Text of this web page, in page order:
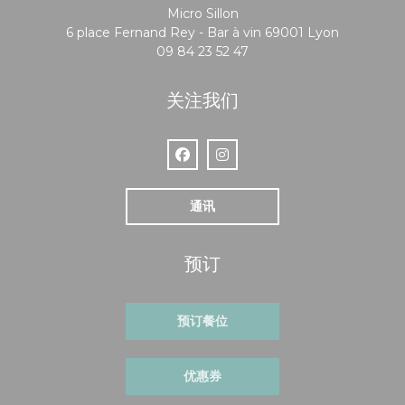
Micro Sillon
6 place Fernand Rey - Bar à vin 69001 Lyon
09 84 23 52 47
关注我们
Facebook ((在新窗口中打开))
Instagram ((在新窗口中打开))
通讯
预订
预订餐位
优惠券